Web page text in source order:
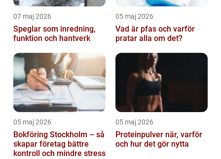
07 maj 2026
Speglar som inredning,
funktion och hantverk
05 maj 2026
Vad är pfas och varför
pratar alla om det?
05 maj 2026
Bokföring Stockholm – så
skapar företag bättre
kontroll och mindre stress
05 maj 2026
Proteinpulver när, varför
och hur det gör nytta